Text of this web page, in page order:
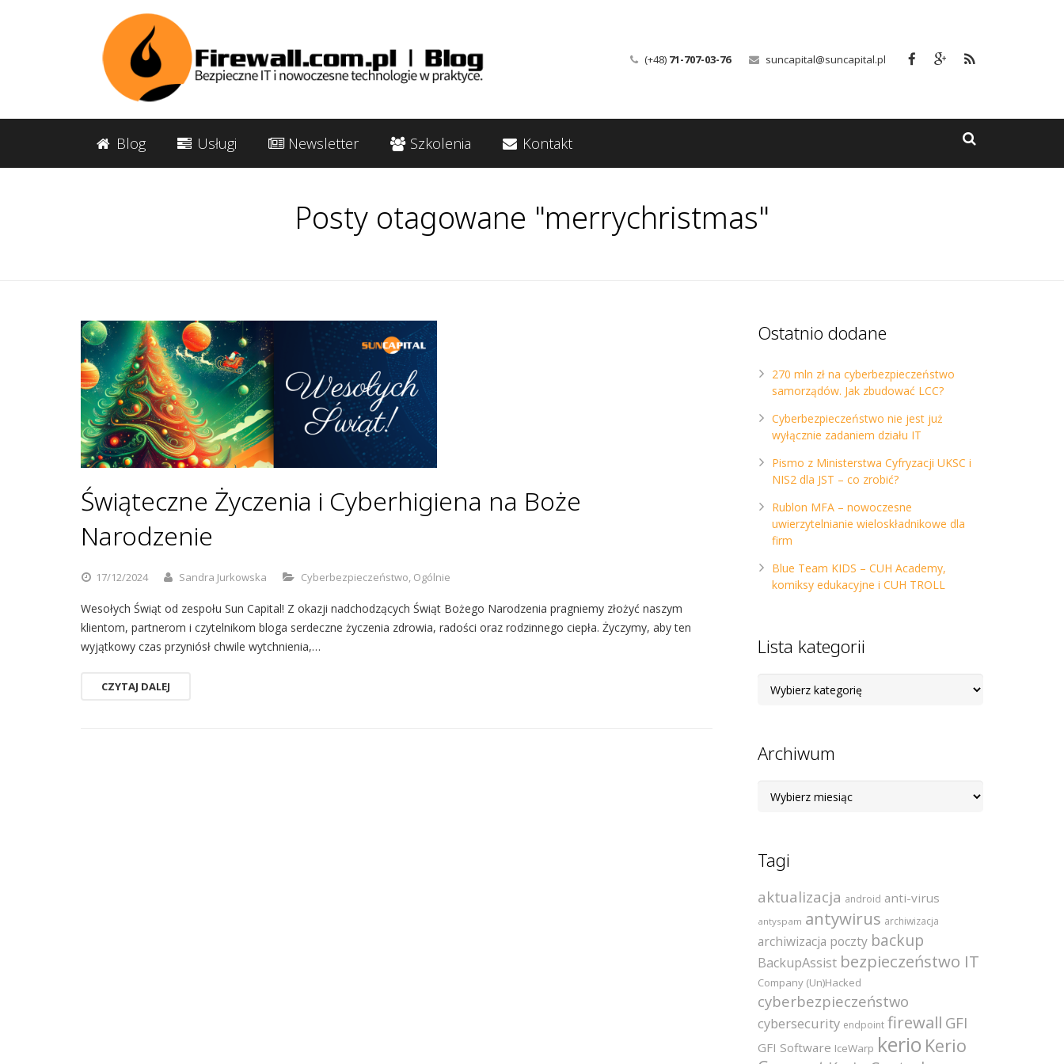
(+48) 71-707-03-76 suncapital@suncapital.pl
Blog Usługi Newsletter Szkolenia Kontakt
Posty otagowane "merrychristmas"
Świąteczne Życzenia i Cyberhigiena na Boże
Narodzenie
17/12/2024 Sandra Jurkowska Cyberbezpieczeństwo, Ogólnie
Wesołych Świąt od zespołu Sun Capital! Z okazji nadchodzących Świąt Bożego Narodzenia pragniemy złożyć naszym
klientom, partnerom i czytelnikom bloga serdeczne życzenia zdrowia, radości oraz rodzinnego ciepła. Życzymy, aby ten
wyjątkowy czas przyniósł chwile wytchnienia,…
CZYTAJ DALEJ
Ostatnio dodane
270 mln zł na cyberbezpieczeństwo
samorządów. Jak zbudować LCC?
Cyberbezpieczeństwo nie jest już
wyłącznie zadaniem działu IT
Pismo z Ministerstwa Cyfryzacji UKSC i
NIS2 dla JST – co zrobić?
Rublon MFA – nowoczesne
uwierzytelnianie wieloskładnikowe dla
firm
Blue Team KIDS – CUH Academy,
komiksy edukacyjne i CUH TROLL
Lista kategorii
kategorii
Archiwum
Archiwum
Tagi
aktualizacja android anti-virus
antyspam antywirus archiwizacja
archiwizacja poczty backup
BackupAssist bezpieczeństwo IT
Company (Un)Hacked
cyberbezpieczeństwo
cybersecurity endpoint firewall GFI
GFI Software IceWarp kerio Kerio